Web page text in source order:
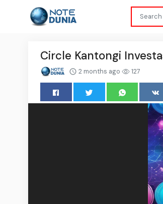
Circle Kantongi
2 months ago 127